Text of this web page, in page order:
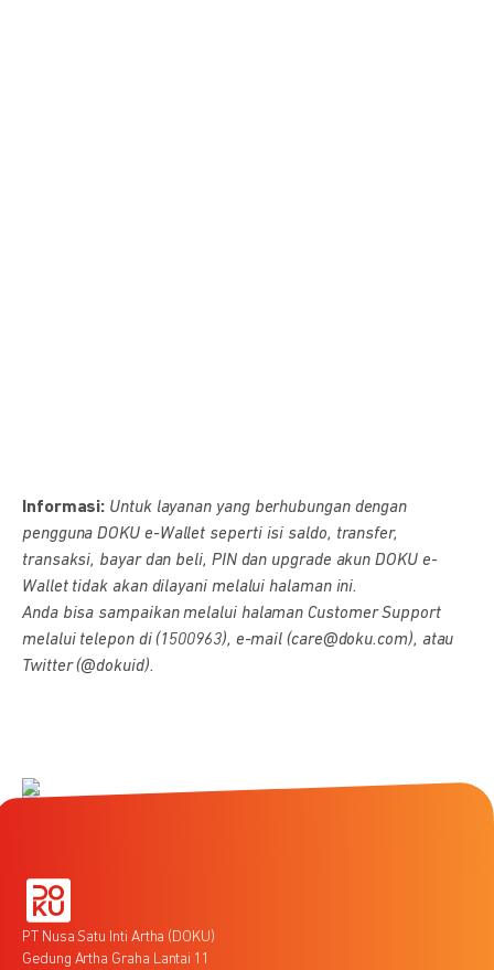
Informasi: Untuk layanan yang berhubungan dengan
pengguna DOKU e-Wallet seperti isi saldo, transfer,
transaksi, bayar dan beli, PIN dan upgrade akun DOKU e-
Wallet tidak akan dilayani melalui halaman ini.
Anda bisa sampaikan melalui halaman Customer Support
melalui telepon di (1500963), e-mail (care@doku.com), atau
Twitter (@dokuid).
PT Nusa Satu Inti Artha (DOKU)
Gedung Artha Graha Lantai 11